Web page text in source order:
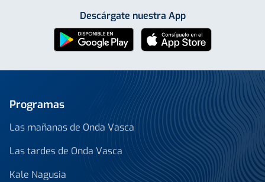
Descárgate nuestra App
Programas
Las mañanas de Onda Vasca
Las tardes de Onda Vasca
Kale Nagusia